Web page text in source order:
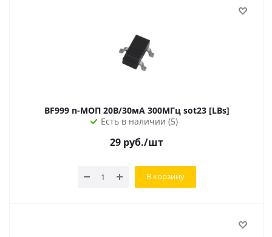
BF999 n-МОП 20В/30мА 300МГц sot23 [LBs]
Есть в наличии (5)
29 руб./шт
В корзину